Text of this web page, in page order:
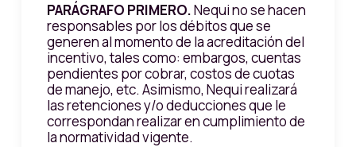
PARÁGRAFO PRIMERO.Nequi no se hacen
responsables por los débitos que se
generen al momento de la acreditación del
incentivo, tales como: embargos, cuentas
pendientes por cobrar, costos de cuotas
de manejo, etc. Asimismo, Nequi realizará
las retenciones y/o deducciones que le
correspondan realizar en cumplimiento de
la normatividad vigente.